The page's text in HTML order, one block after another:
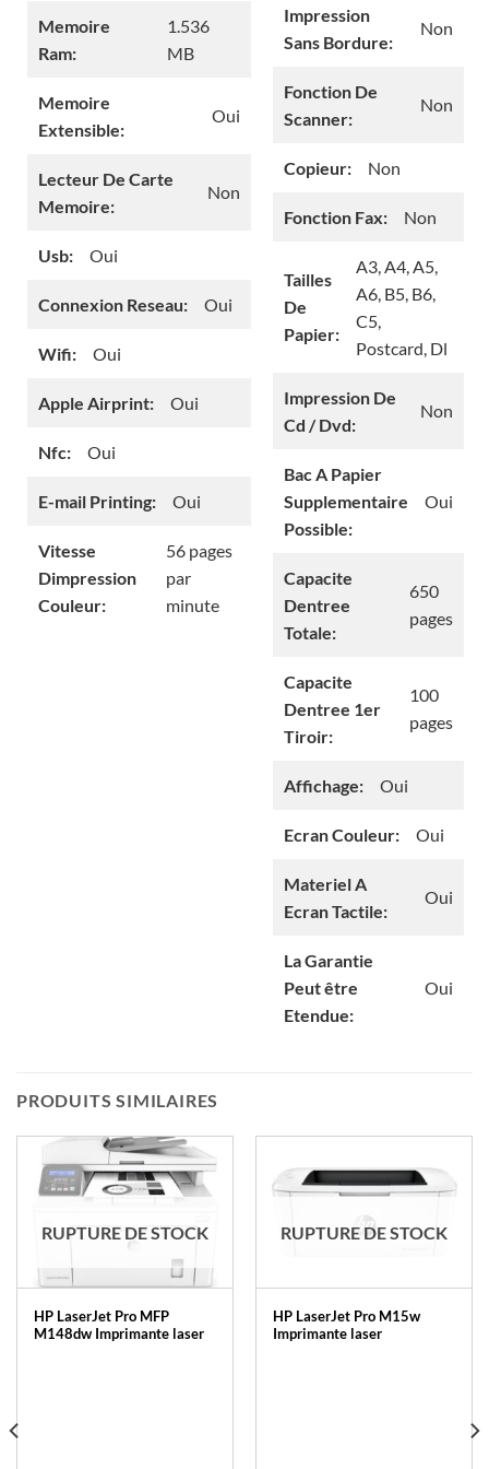
Memoire
Ram:
1.536
MB
Memoire
Extensible:
Oui
Lecteur De Carte
Memoire:
Non
Usb: Oui
Connexion Reseau: Oui
Wifi: Oui
Apple Airprint: Oui
Nfc: Oui
E-mail Printing: Oui
Vitesse
Dimpression
Couleur:
56 pages
par
minute
Impression
Sans Bordure:
Non
Fonction De
Scanner:
Non
Copieur: Non
Fonction Fax: Non
Tailles
De
Papier:
A3, A4, A5,
A6, B5, B6,
C5,
Postcard, Dl
Impression De
Cd / Dvd:
Non
Bac A Papier
Supplementaire
Possible:
Oui
Capacite
Dentree
Totale:
650
pages
Capacite
Dentree 1er
Tiroir:
100
pages
Affichage: Oui
Ecran Couleur: Oui
Materiel A
Ecran Tactile:
Oui
La Garantie
Peut être
Etendue:
Oui
PRODUITS SIMILAIRES
RUPTURE DE STOCK
HP LaserJet Pro MFP
M148dw Imprimante laser
RUPTURE DE STOCK
HP LaserJet Pro M15w
Imprimante laser